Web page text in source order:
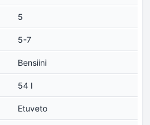
5
5-7
Bensiini
54 l
Etuveto